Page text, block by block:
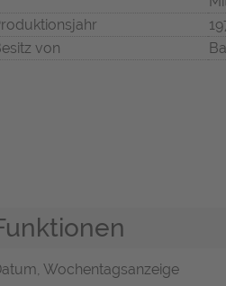
von
Wochentagsanzeige